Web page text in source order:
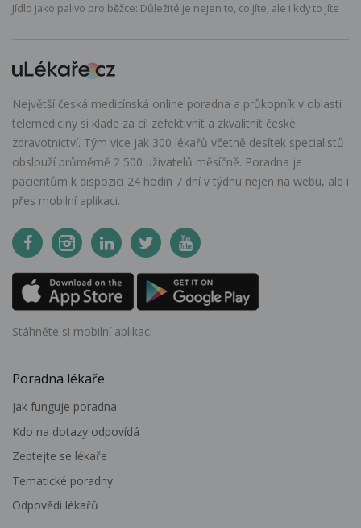
Jídlo jako palivo pro běžce: Důležité je nejen to, co jíte, ale i kdy to jíte
Největší česká medicínská online poradna a průkopník v oblasti
telemedicíny si klade za cíl zefektivnit a zkvalitnit české
zdravotnictví. Tým více jak 300 lékařů včetně desítek specialistů
obslouží průměrně 2 500 uživatelů měsíčně. Poradna je
pacientům k dispozici 24 hodin 7 dní v týdnu nejen na webu, ale i
přes mobilní aplikaci.
Stáhněte si mobilní aplikaci
Poradna lékaře
Jak funguje poradna
Kdo na dotazy odpovídá
Zeptejte se lékaře
Tematické poradny
Odpovědi lékařů